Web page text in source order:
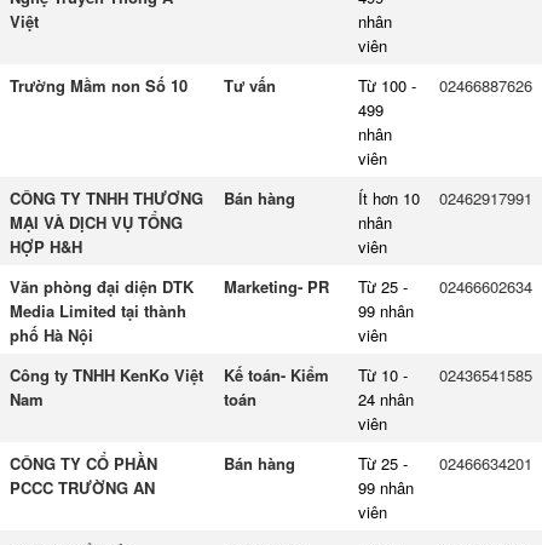
Việt
nhân
viên
Trường Mầm non Số 10
Tư vấn
Từ 100 -
499
nhân
viên
02466887626
CÔNG TY TNHH THƯƠNG
MẠI VÀ DỊCH VỤ TỔNG
HỢP H&H
Bán hàng
Ít hơn 10
nhân
viên
02462917991
Văn phòng đại diện DTK
Media Limited tại thành
phố Hà Nội
Marketing- PR
Từ 25 -
99 nhân
viên
02466602634
Công ty TNHH KenKo Việt
Nam
Kế toán- Kiểm
toán
Từ 10 -
24 nhân
viên
02436541585
CÔNG TY CỔ PHẦN
PCCC TRƯỜNG AN
Bán hàng
Từ 25 -
99 nhân
viên
02466634201